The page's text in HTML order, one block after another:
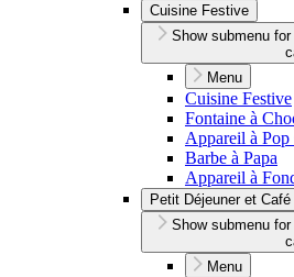
Cuisine Festive
Show submenu
Menu
Cuisine Festive
Fontaine à
Appareil à Pop
Barbe à Papa
Appareil à
Petit Déjeuner et Café
Show submenu
Menu